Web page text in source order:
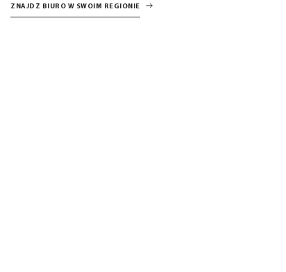
ZNAJDŹ BIURO W SWOIM REGIONIE